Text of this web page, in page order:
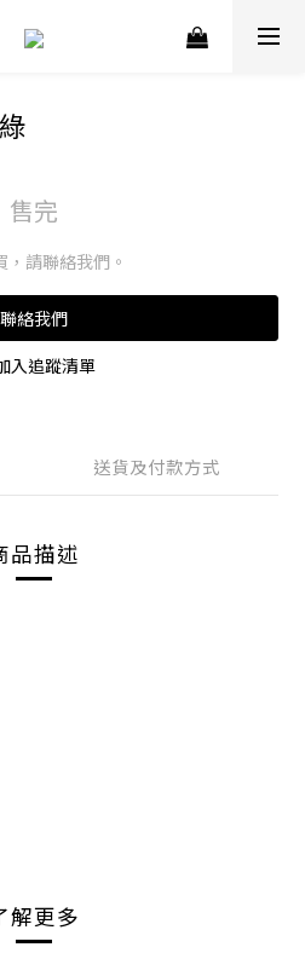
售完
，請聯絡我們。
聯絡我們
入追蹤清單
送貨及付款方式
品描述
解更多